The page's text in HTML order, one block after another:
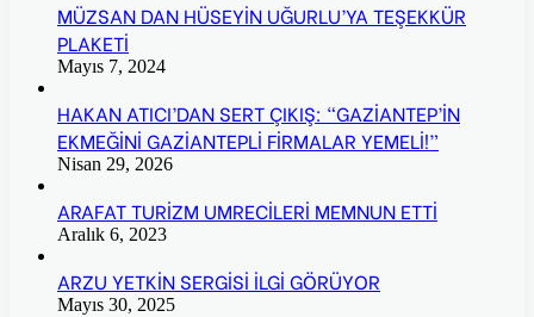
MÜZSAN DAN HÜSEYİN UĞURLU’YA TEŞEKKÜR
PLAKETİ
Mayıs 7, 2024
HAKAN ATICI’DAN SERT ÇIKIŞ: “GAZİANTEP’İN
EKMEĞİNİ GAZİANTEPLİ FİRMALAR YEMELİ!”
Nisan 29, 2026
ARAFAT TURİZM UMRECİLERİ MEMNUN ETTİ
Aralık 6, 2023
ARZU YETKİN SERGİSİ İLGİ GÖRÜYOR
Mayıs 30, 2025